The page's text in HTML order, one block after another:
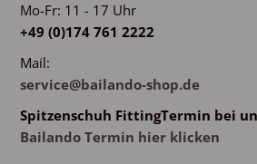
Mo-Fr: 11 - 17 Uhr
+49 (0)174 761 2222
Mail:
service@bailando-shop.de
Spitzenschuh FittingTermin bei
Bailando Termin hier klicken